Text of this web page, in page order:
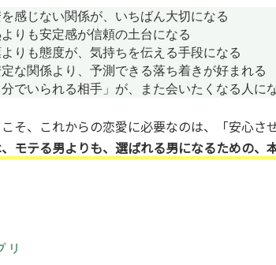
を感じない関係が、いちばん大切になる
よりも安定感が信頼の土台になる
よりも態度が、気持ちを伝える手段になる
定な関係より、予測できる落ち着きが好まれる
分でいられる相手」が、また会いたくなる人に
そ、これからの恋愛に必要なのは、「安心さ
モテる男よりも、選ばれる男になるための、